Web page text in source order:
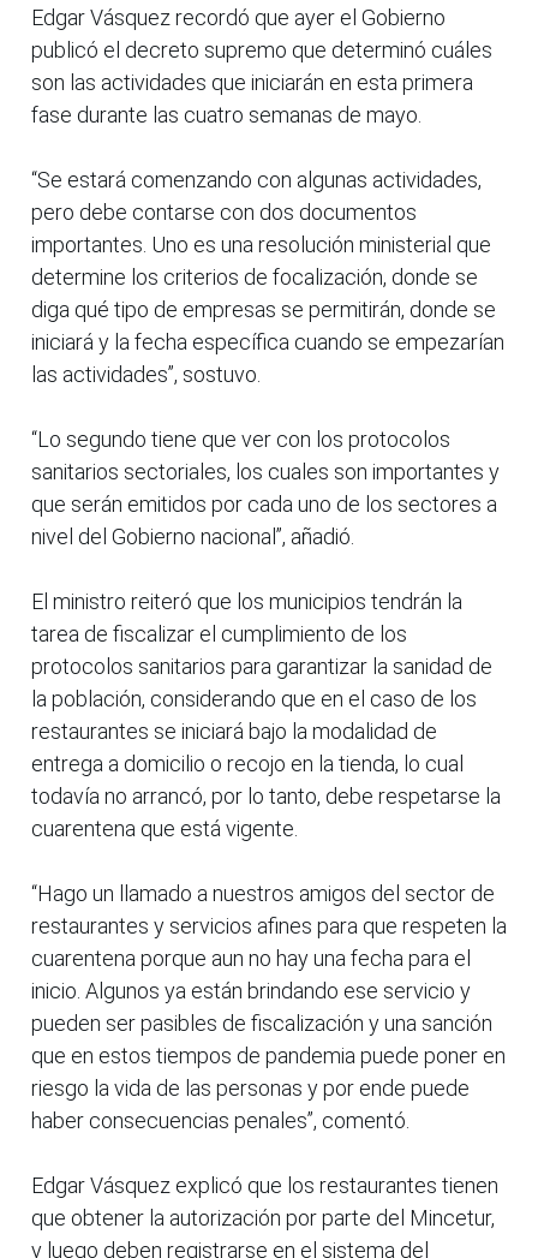
Edgar Vásquez recordó que ayer el Gobierno
publicó el decreto supremo que determinó cuáles
son las actividades que iniciarán en esta primera
fase durante las cuatro semanas de mayo.
“Se estará comenzando con algunas actividades,
pero debe contarse con dos documentos
importantes. Uno es una resolución ministerial que
determine los criterios de focalización, donde se
diga qué tipo de empresas se permitirán, donde se
iniciará y la fecha específica cuando se empezarían
las actividades”, sostuvo.
“Lo segundo tiene que ver con los protocolos
sanitarios sectoriales, los cuales son importantes y
que serán emitidos por cada uno de los sectores a
nivel del Gobierno nacional”, añadió.
El ministro reiteró que los municipios tendrán la
tarea de fiscalizar el cumplimiento de los
protocolos sanitarios para garantizar la sanidad de
la población, considerando que en el caso de los
restaurantes se iniciará bajo la modalidad de
entrega a domicilio o recojo en la tienda, lo cual
todavía no arrancó, por lo tanto, debe respetarse la
cuarentena que está vigente.
“Hago un llamado a nuestros amigos del sector de
restaurantes y servicios afines para que respeten la
cuarentena porque aun no hay una fecha para el
inicio. Algunos ya están brindando ese servicio y
pueden ser pasibles de fiscalización y una sanción
que en estos tiempos de pandemia puede poner en
riesgo la vida de las personas y por ende puede
haber consecuencias penales”, comentó.
Edgar Vásquez explicó que los restaurantes tienen
que obtener la autorización por parte del Mincetur,
y luego deben registrarse en el sistema del